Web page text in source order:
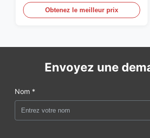
Obtenez le meilleur prix
Envoyez une
Nom *